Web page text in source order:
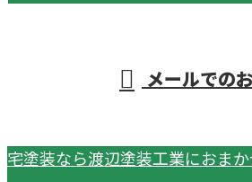
メールでの
宅塗装なら渡辺塗装工業におま